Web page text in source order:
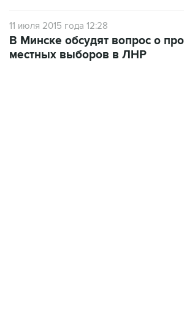
11 июля 2015 года 12:28
В Минске обсудят вопрос о
местных выборов в ЛНР